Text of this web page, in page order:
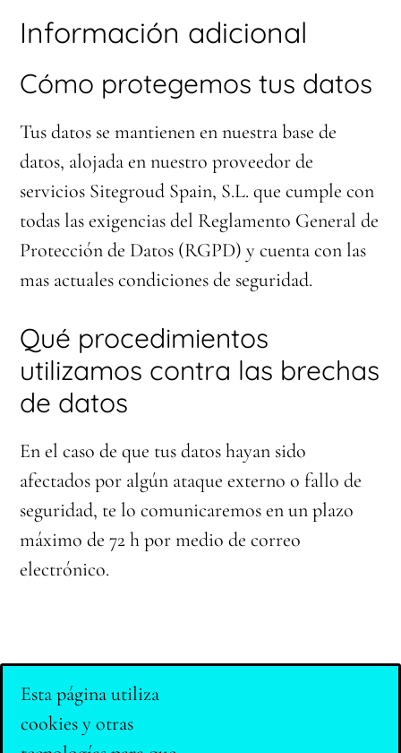
Información adicional
Cómo protegemos tus datos
Tus datos se mantienen en nuestra base de
datos, alojada en nuestro proveedor de
servicios Sitegroud Spain, S.L. que cumple con
todas las exigencias del Reglamento General de
Protección de Datos (RGPD) y cuenta con las
mas actuales condiciones de seguridad.
Qué procedimientos
utilizamos contra las brechas
de datos
En el caso de que tus datos hayan sido
afectados por algún ataque externo o fallo de
seguridad, te lo comunicaremos en un plazo
máximo de 72 h por medio de correo
electrónico.
Copyright © 2018-2025 Xavier Bartumeus Castillo. Todos los
Esta página utiliza
cookies y otras